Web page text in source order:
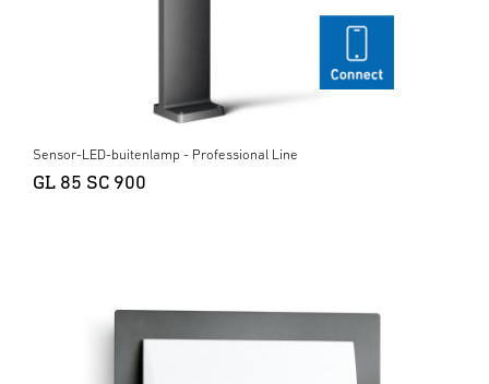
Sensor-LED-buitenlamp - Professional Line
GL 85 SC 900